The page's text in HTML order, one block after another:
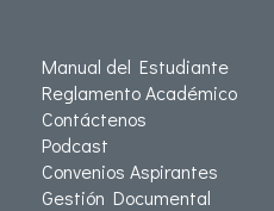
Manual del Estudiante
Reglamento Académico
Contáctenos
Podcast
Convenios Aspirantes
Gestión Documental